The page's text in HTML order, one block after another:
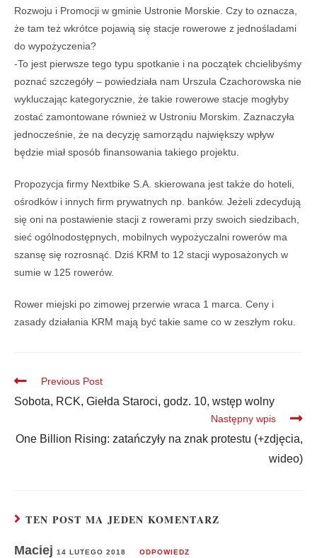
Rozwoju i Promocji w gminie Ustronie Morskie. Czy to oznacza,
że tam też wkrótce pojawią się stacje rowerowe z jednośladami
do wypożyczenia?
-To jest pierwsze tego typu spotkanie i na początek chcielibyśmy
poznać szczegóły – powiedziała nam Urszula Czachorowska nie
wykluczając kategorycznie, że takie rowerowe stacje mogłyby
zostać zamontowane również w Ustroniu Morskim. Zaznaczyła
jednocześnie, że na decyzję samorządu największy wpływ
będzie miał sposób finansowania takiego projektu.
Propozycja firmy Nextbike S.A. skierowana jest także do hoteli,
ośrodków i innych firm prywatnych np. banków. Jeżeli zdecydują
się oni na postawienie stacji z rowerami przy swoich siedzibach,
sieć ogólnodostępnych, mobilnych wypożyczalni rowerów ma
szansę się rozrosnąć. Dziś KRM to 12 stacji wyposażonych w
sumie w 125 rowerów.
Rower miejski po zimowej przerwie wraca 1 marca. Ceny i
zasady działania KRM mają być takie same co w zeszłym roku.
Previous Post
Sobota, RCK, Giełda Staroci, godz. 10, wstęp wolny
Następny wpis
One Billion Rising: zatańczyły na znak protestu (+zdjęcia,
wideo)
TEN POST MA JEDEN KOMENTARZ
Maciej 14 LUTEGO 2018 ODPOWIEDZ